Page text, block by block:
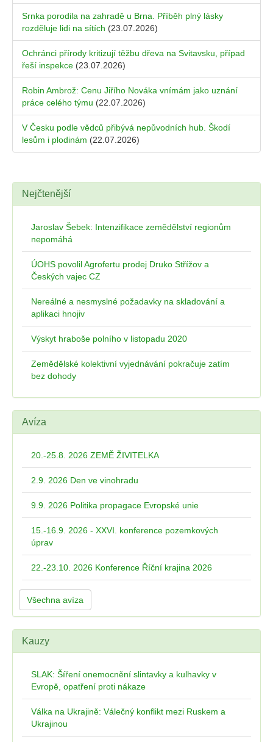
Srnka porodila na zahradě u Brna. Příběh plný lásky
rozděluje lidi na sítích (23.07.2026)
Ochránci přírody kritizují těžbu dřeva na Svitavsku, případ
řeší inspekce (23.07.2026)
Robin Ambrož: Cenu Jiřího Nováka vnímám jako uznání
práce celého týmu (22.07.2026)
V Česku podle vědců přibývá nepůvodních hub. Škodí
lesům i plodinám (22.07.2026)
Nejčtenější
Jaroslav Šebek: Intenzifikace zemědělství regionům
nepomáhá
ÚOHS povolil Agrofertu prodej Druko Střížov a
Českých vajec CZ
Nereálné a nesmyslné požadavky na skladování a
aplikaci hnojiv
Výskyt hraboše polního v listopadu 2020
Zemědělské kolektivní vyjednávání pokračuje zatím
bez dohody
Avíza
20.-25.8. 2026 ZEMĚ ŽIVITELKA
2.9. 2026 Den ve vinohradu
9.9. 2026 Politika propagace Evropské unie
15.-16.9. 2026 - XXVI. konference pozemkových
úprav
22.-23.10. 2026 Konference Říční krajina 2026
Všechna avíza
Kauzy
SLAK: Šíření onemocnění slintavky a kulhavky v
Evropě, opatření proti nákaze
Válka na Ukrajině: Válečný konflikt mezi Ruskem a
Ukrajinou